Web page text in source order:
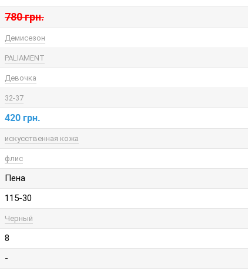
780 грн.
Демисезон
PALIAMENT
Девочка
32-37
420 грн.
искусственная кожа
флис
Пена
115-30
Черный
8
-